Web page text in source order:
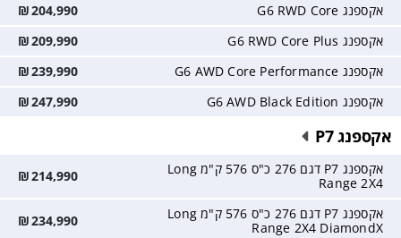
אקספנג G6 RWD Core 204,990
₪
אקספנג G6 RWD Core Plus
209,990
₪
אקספנג G6 AWD Core Performance
239,990
₪
אקספנג G6 AWD Black Edition
247,990
₪
אקספנג P7
אקספנג P7 דגם 276 כ"ס 576 ק"מ Long
Range 2X4
214,990
₪
אקספנג P7 דגם 276 כ"ס 576 ק"מ Long
Range 2X4 DiamondX
234,990
₪